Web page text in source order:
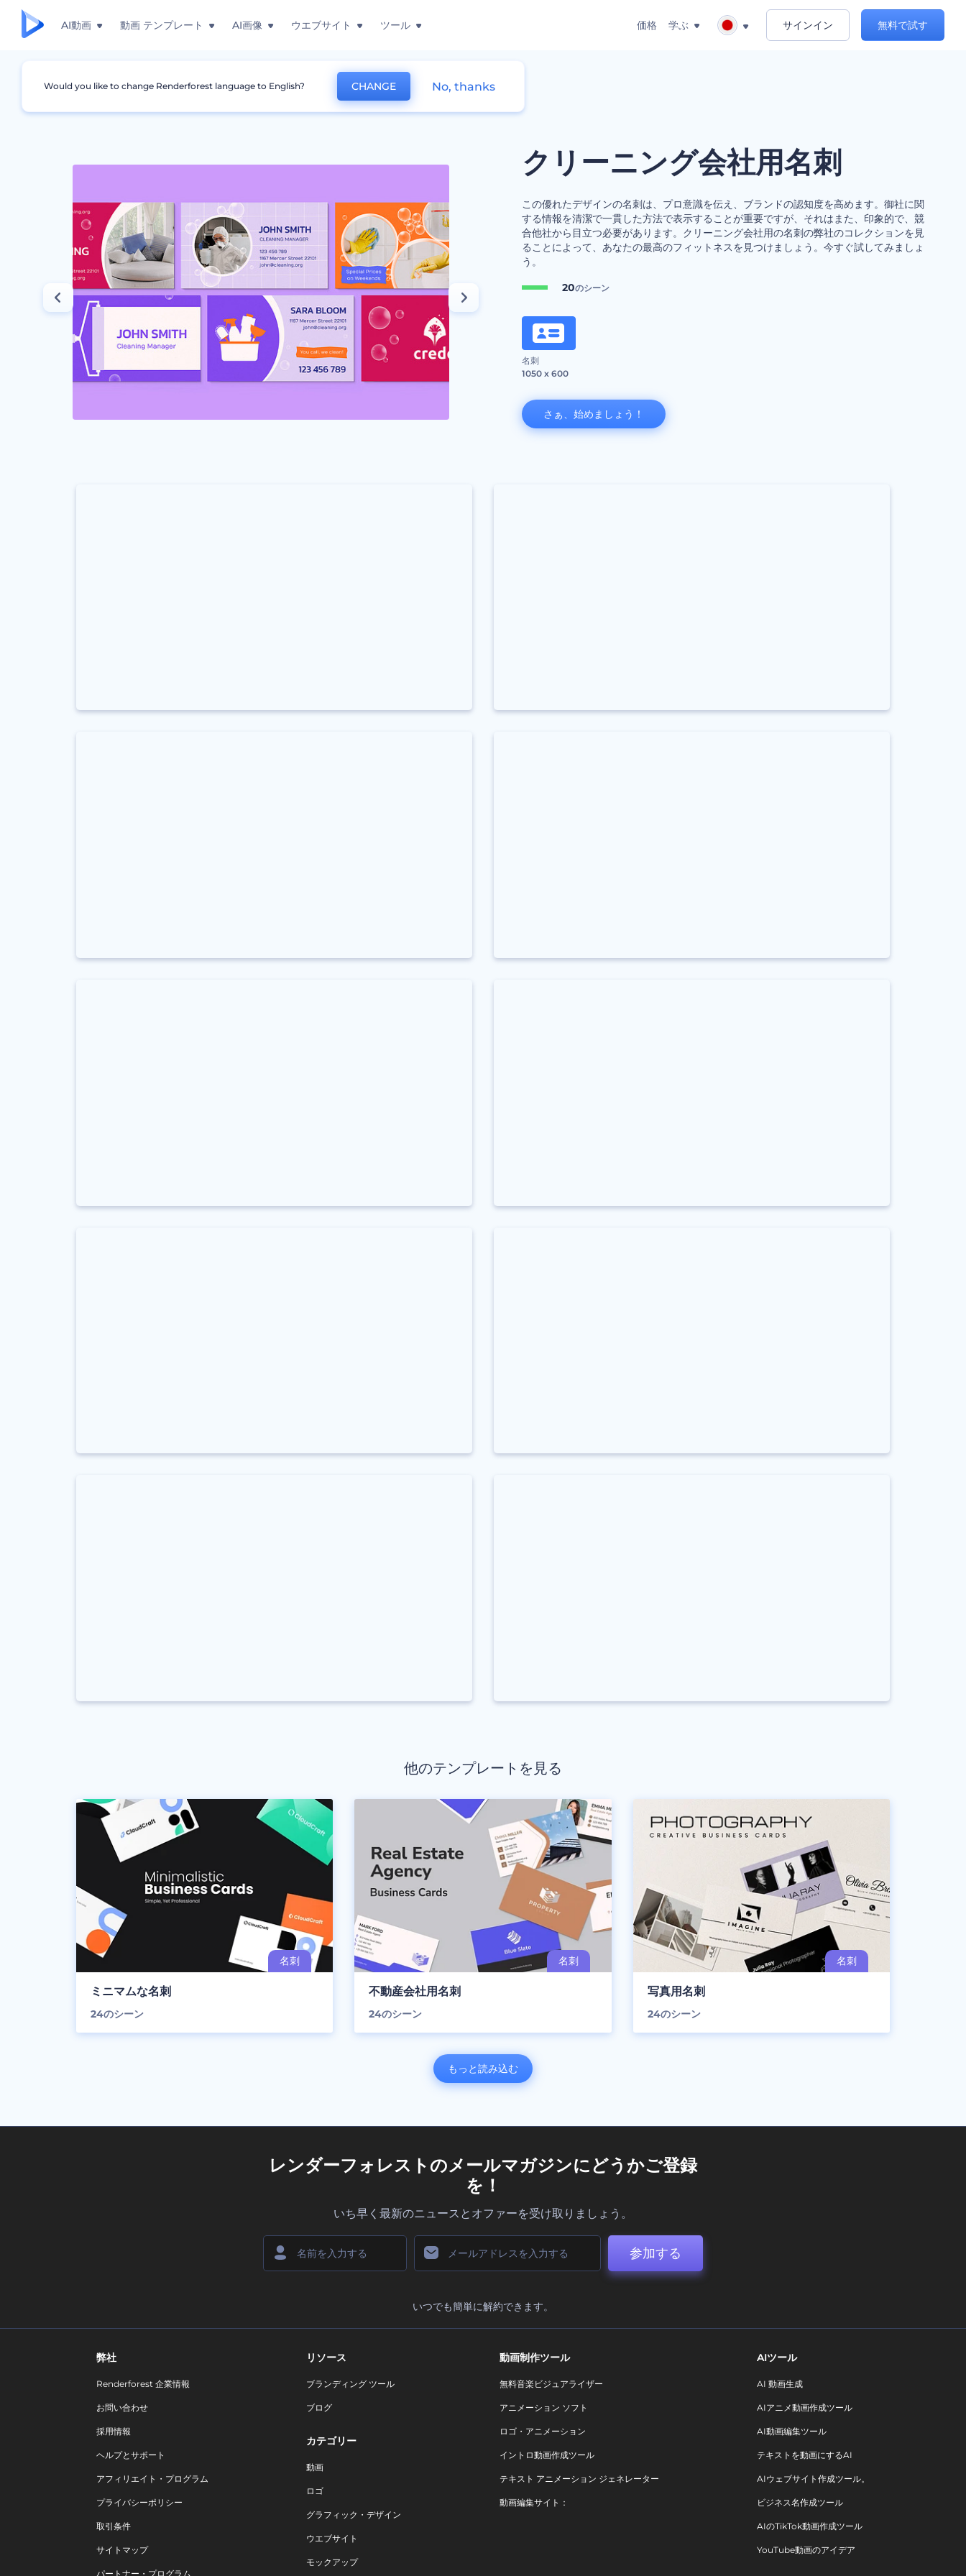
AI動画 動画 テンプレート AI画像 ウエブサイト ツール 価格 学ぶ サインイン 無料で試す
グラフィック 名刺 クリーニング会社用名刺
クリーニング会社用名刺
この優れたデザインの名刺は、プロ意識を伝え、ブランドの認知度を高めます。御社に関
する情報を清潔で一貫した方法で表示することが重要ですが、それはまた、印象的で、競
合他社から目立つ必要があります。クリーニング会社用の名刺の弊社のコレクションを見
ることによって、あなたの最高のフィットネスを見つけましょう。今すぐ試してみましょ
う。
20のシーン
名刺
1050 x 600
さぁ、始めましょう！
他のテンプレートを見る
ミニマムな名刺
24のシーン
不動産会社用名刺
24のシーン
写真用名刺
24のシーン
もっと読み込む
レンダーフォレストのメールマガジンにどうかご登録
を！
いち早く最新のニュースとオファーを受け取りましょう。
参加する
いつでも簡単に解約できます。
弊社
Renderforest 企業情報
お問い合わせ
採用情報
ヘルプとサポート
アフィリエイト・プログラム
プライバシーポリシー
取引条件
サイトマップ
パートナー・プログラム
リソース
ブランディング ツール
ブログ
カテゴリー
動画
ロゴ
グラフィック・デザイン
ウエブサイト
モックアップ
動画制作ツール
無料音楽ビジュアライザー
アニメーション ソフト
ロゴ・アニメーション
イントロ動画作成ツール
テキスト アニメーション ジェネレーター
動画編集サイト：
AIツール
AI 動画生成
AIアニメ動画作成ツール
AI動画編集ツール
テキストを動画にするAI
AIウェブサイト作成ツール。
ビジネス名作成ツール
AIのTikTok動画作成ツール
YouTube動画のアイデア
Would you like to change Renderforest language to English? CHANGE No, thanks